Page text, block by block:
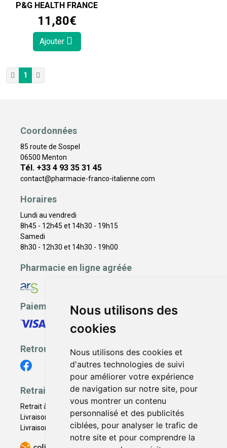
Nous utilisons des
cookies
Nous utilisons des cookies et
d'autres technologies de suivi
pour améliorer votre expérience
de navigation sur notre site, pour
vous montrer un contenu
personnalisé et des publicités
ciblées, pour analyser le trafic de
notre site et pour comprendre la
P&G HEALTH FRANCE
11 ,80€
Ajouter
1
Coordonnées
85 route de Sospel
06500 Menton
Tél. +33 4 93 35 31 45
contact@pharmacie-franco-italienne.com
Horaires
Lundi au vendredi
8h45 - 12h45 et 14h30 - 19h15
Samedi
8h30 - 12h30 et 14h30 - 19h00
Pharmacie en ligne agréée
Paiement sécurisé
Retrouvez-nous
Retrait - Livraison
Retrait à la pharmacie - Click & Collect
Livraison en Point Relais
Livraison à domicile